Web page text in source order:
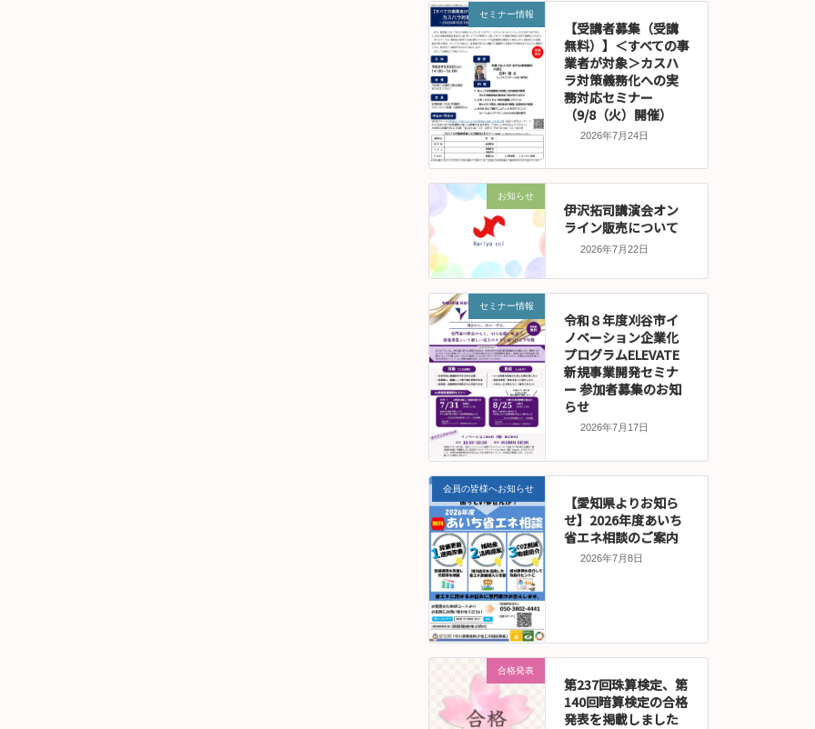
セミナー情報
【受講者募集（受講
無料）】＜すべての事
業者が対象＞カスハ
ラ対策義務化への実
務対応セミナー
（9/8（火）開催）
2026年7月24日
お知らせ
伊沢拓司講演会オン
ライン販売について
2026年7月22日
セミナー情報
令和８年度刈谷市イ
ノベーション企業化
プログラムELEVATE
新規事業開発セミナ
ー 参加者募集のお知
らせ
2026年7月17日
会員の皆様へお知らせ
【愛知県よりお知ら
せ】2026年度あいち
省エネ相談のご案内
2026年7月8日
合格発表
第237回珠算検定、第
140回暗算検定の合格
発表を掲載しました